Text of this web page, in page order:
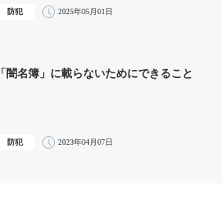
防犯 2025年05月01日
防犯 2023年04月07日
「闇名簿」に載らないためにできること